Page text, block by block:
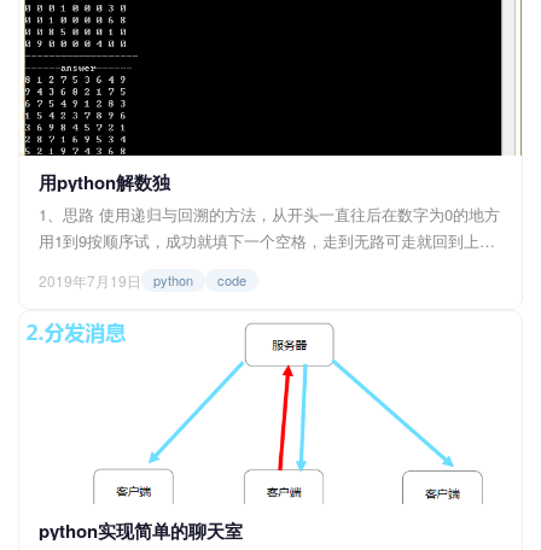
用python解数独
1、思路 使用递归与回溯的方法，从开头一直往后在数字为0的地方
用1到9按顺序试，成功就填下一个空格，走到无路可走就回到上一
示。 board=[ [8,0,0,0,0,0,0,0,0], [0,0,3,6,0,0,0,0,0...
2019年7月19日 python code
python实现简单的聊天室